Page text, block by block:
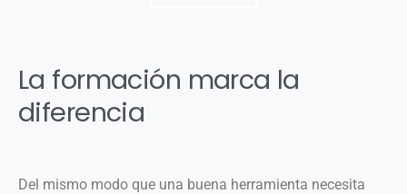
La formación marca la
diferencia
Del mismo modo que una buena herramienta necesita